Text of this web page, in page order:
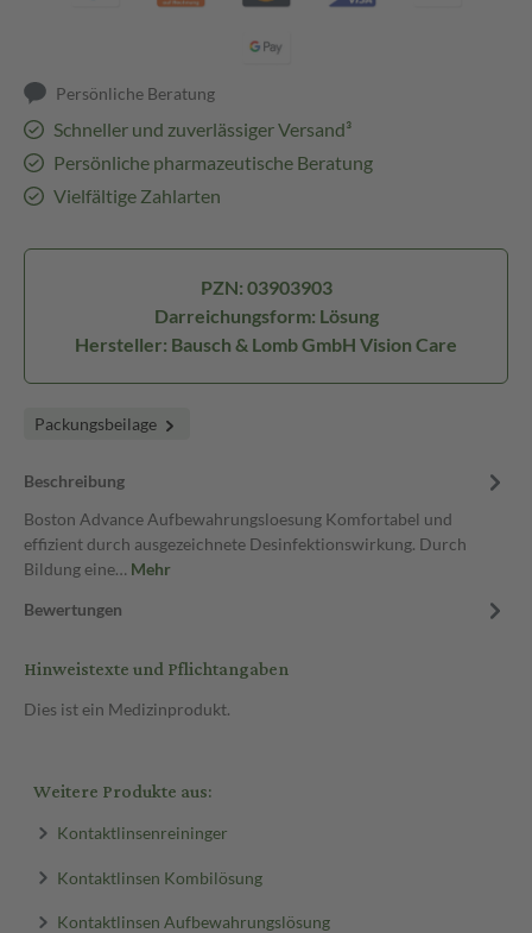
Persönliche Beratung
Schneller und zuverlässiger Versand³
Persönliche pharmazeutische Beratung
Vielfältige Zahlarten
PZN: 03903903
Darreichungsform: Lösung
Hersteller: Bausch & Lomb GmbH Vision Care
Packungsbeilage
Beschreibung
Boston Advance Aufbewahrungsloesung Komfortabel und
effizient durch ausgezeichnete Desinfektionswirkung. Durch
Bildung eine… Mehr
Bewertungen
Hinweistexte und Pflichtangaben
Dies ist ein Medizinprodukt.
Weitere Produkte aus:
Kontaktlinsenreininger
Kontaktlinsen Kombilösung
Kontaktlinsen Aufbewahrungslösung